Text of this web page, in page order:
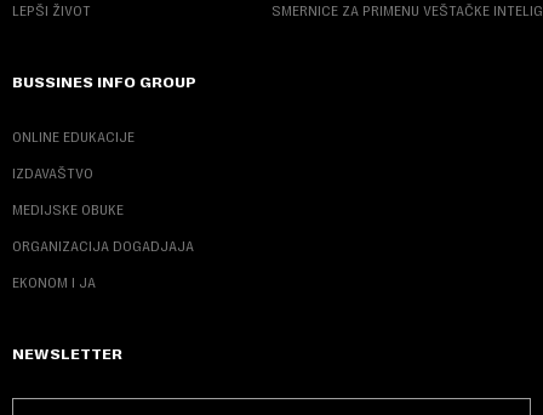
LEPŠI ŽIVOT SMERNICE ZA PRIMENU VEŠTAČKE
BUSSINES INFO GROUP
ONLINE EDUKACIJE
IZDAVAŠTVO
MEDIJSKE OBUKE
ORGANIZACIJA DOGADJAJA
EKONOM I JA
NEWSLETTER